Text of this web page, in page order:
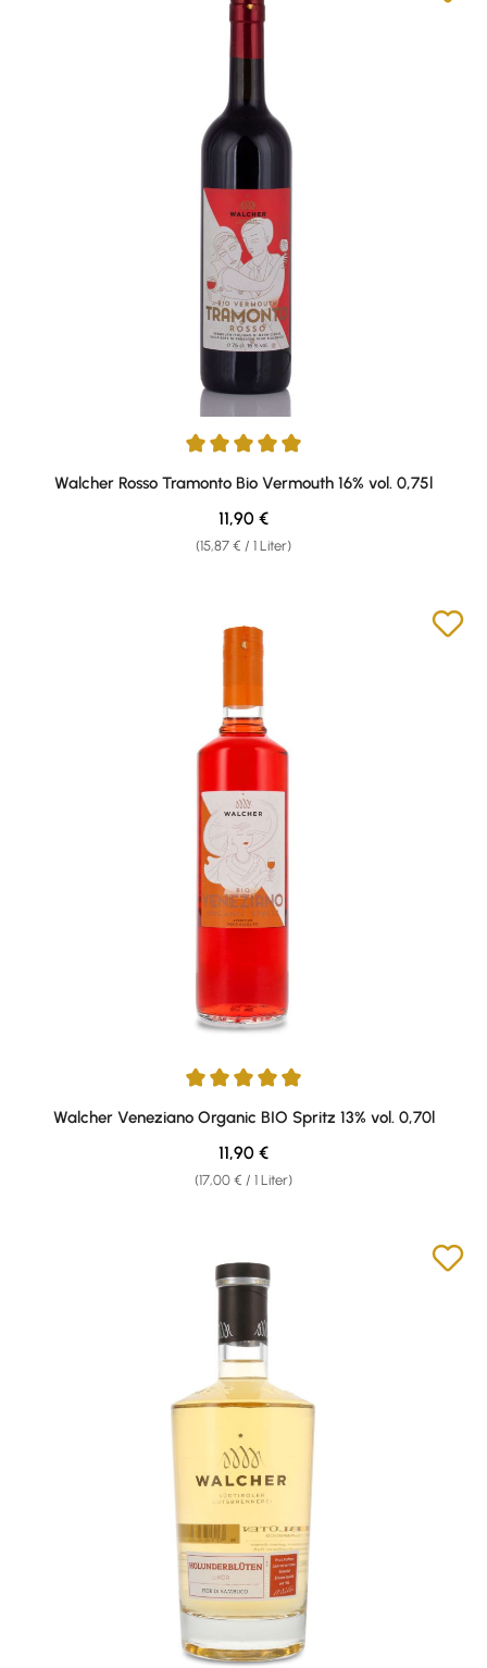
Durchschnittliche Bewertung von 5 von 5 Sternen
Walcher Rosso Tramonto Bio Vermouth 16% vol. 0,75l
(15,87 € / 1 Liter)
Regulärer Preis:
11,90 €
Durchschnittliche Bewertung von 4.91 von 5 Sternen
Walcher Veneziano Organic BIO Spritz 13% vol. 0,70l
(17,00 € / 1 Liter)
Regulärer Preis:
11,90 €